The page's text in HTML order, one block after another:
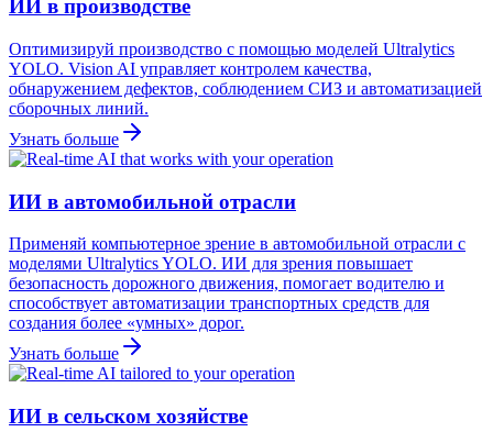
ИИ в производстве
Оптимизируй производство с помощью моделей Ultralytics
YOLO. Vision AI управляет контролем качества,
обнаружением дефектов, соблюдением СИЗ и автоматизацией
сборочных линий.
Узнать больше
ИИ в автомобильной отрасли
Применяй компьютерное зрение в автомобильной отрасли с
моделями Ultralytics YOLO. ИИ для зрения повышает
безопасность дорожного движения, помогает водителю и
способствует автоматизации транспортных средств для
создания более «умных» дорог.
Узнать больше
ИИ в сельском хозяйстве